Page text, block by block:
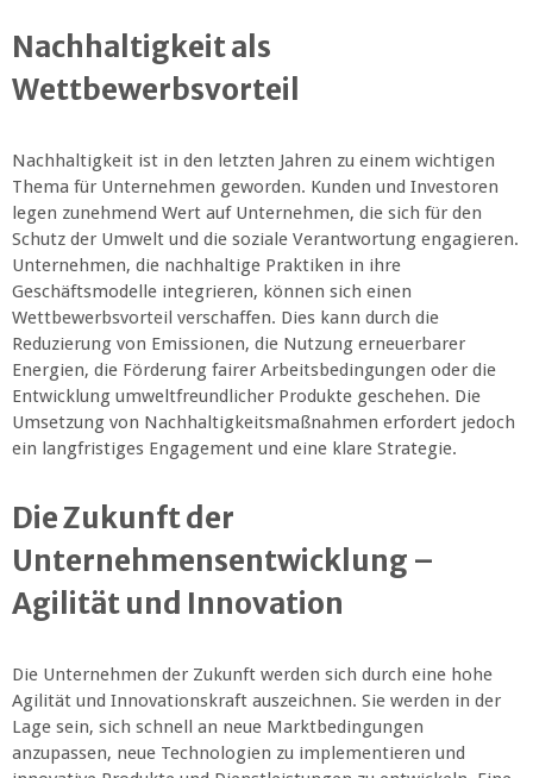
Nachhaltigkeit als
Wettbewerbsvorteil
Nachhaltigkeit ist in den letzten Jahren zu einem wichtigen
Thema für Unternehmen geworden. Kunden und Investoren
legen zunehmend Wert auf Unternehmen, die sich für den
Schutz der Umwelt und die soziale Verantwortung engagieren.
Unternehmen, die nachhaltige Praktiken in ihre
Geschäftsmodelle integrieren, können sich einen
Wettbewerbsvorteil verschaffen. Dies kann durch die
Reduzierung von Emissionen, die Nutzung erneuerbarer
Energien, die Förderung fairer Arbeitsbedingungen oder die
Entwicklung umweltfreundlicher Produkte geschehen. Die
Umsetzung von Nachhaltigkeitsmaßnahmen erfordert jedoch
ein langfristiges Engagement und eine klare Strategie.
Die Zukunft der
Unternehmensentwicklung –
Agilität und Innovation
Die Unternehmen der Zukunft werden sich durch eine hohe
Agilität und Innovationskraft auszeichnen. Sie werden in der
Lage sein, sich schnell an neue Marktbedingungen
anzupassen, neue Technologien zu implementieren und